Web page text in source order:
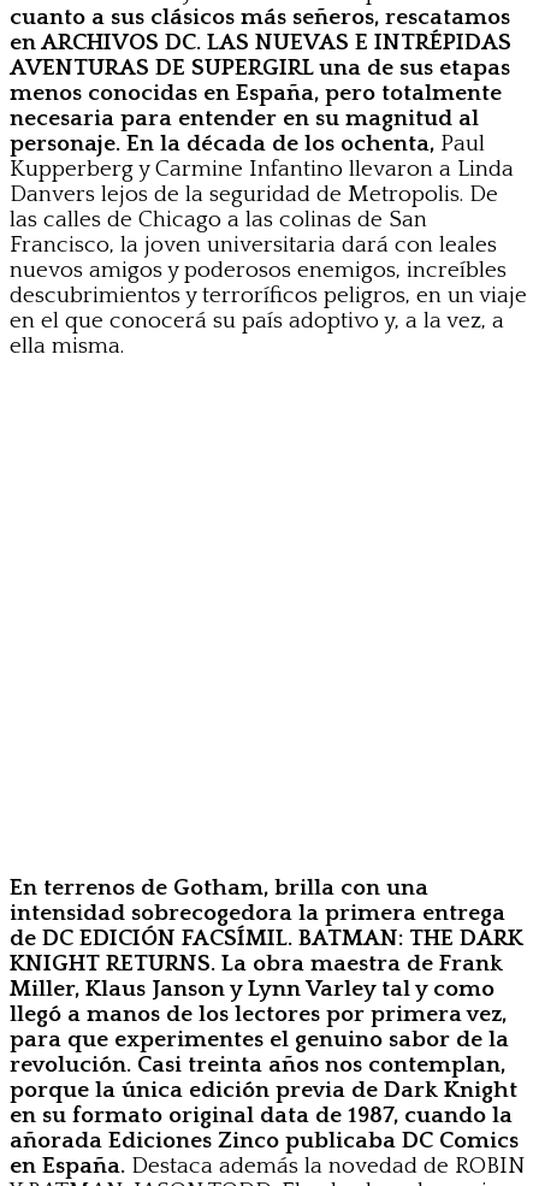
cuanto a sus clásicos más señeros, rescatamos
en ARCHIVOS DC. LAS NUEVAS E INTRÉPIDAS
AVENTURAS DE SUPERGIRL una de sus etapas
menos conocidas en España, pero totalmente
necesaria para entender en su magnitud al
personaje. En la década de los ochenta, Paul
Kupperberg y Carmine Infantino llevaron a Linda
Danvers lejos de la seguridad de Metropolis. De
las calles de Chicago a las colinas de San
Francisco, la joven universitaria dará con leales
nuevos amigos y poderosos enemigos, increíbles
descubrimientos y terroríficos peligros, en un viaje
en el que conocerá su país adoptivo y, a la vez, a
ella misma.
En terrenos de Gotham, brilla con una
intensidad sobrecogedora la primera entrega
de DC EDICIÓN FACSÍMIL. BATMAN: THE DARK
KNIGHT RETURNS. La obra maestra de Frank
Miller, Klaus Janson y Lynn Varley tal y como
llegó a manos de los lectores por primera vez,
para que experimentes el genuino sabor de la
revolución. Casi treinta años nos contemplan,
porque la única edición previa de Dark Knight
en su formato original data de 1987, cuando la
añorada Ediciones Zinco publicaba DC Comics
en España. Destaca además la novedad de ROBIN